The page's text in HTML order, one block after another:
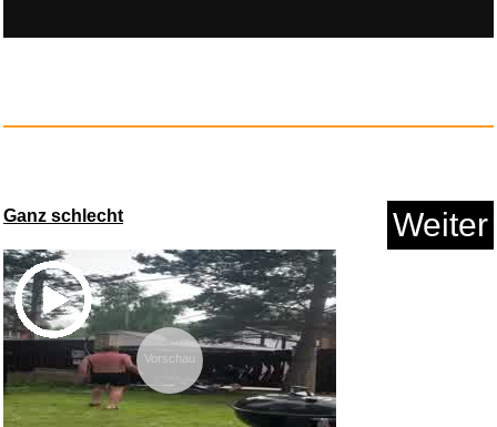
LEGAMI - 3er Set Gel-Lösc...
Ganz schlecht Weiter
Vorschau